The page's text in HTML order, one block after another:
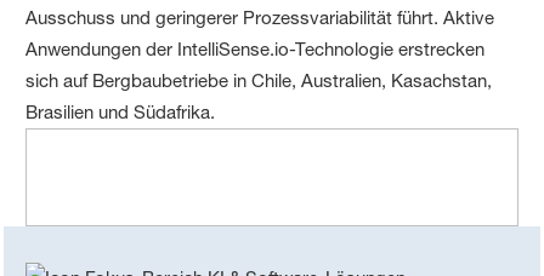
Ausschuss und geringerer Prozessvariabilität führt. Aktive
Anwendungen der IntelliSense.io-Technologie erstrecken
sich auf Bergbaubetriebe in Chile, Australien, Kasachstan,
Brasilien und Südafrika.